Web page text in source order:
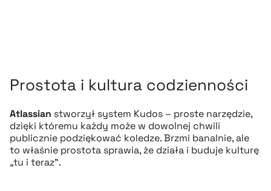
Prostota i kultura codzienności
Atlassian stworzył system Kudos – proste narzędzie,
dzięki któremu każdy może w dowolnej chwili
publicznie podziękować koledze. Brzmi banalnie, ale
to właśnie prostota sprawia, że działa i buduje kulturę
„tu i teraz”.